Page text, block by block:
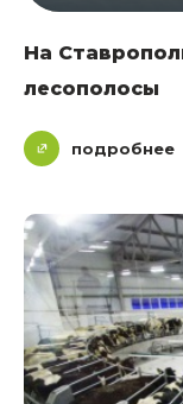
На
лесополосы
подробнее